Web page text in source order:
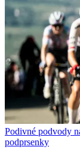
Podivné podvody
podprsenky